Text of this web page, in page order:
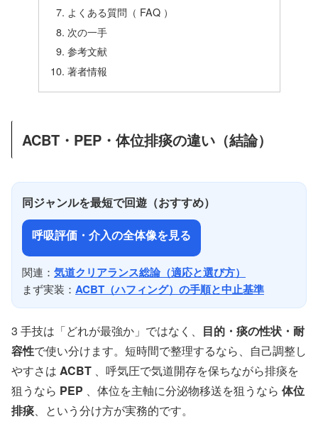
よくある質問（ FAQ ）
次の一手
参考文献
著者情報
ACBT・PEP・体位排痰の違い（結論）
同ジャンルを最短で回遊（おすすめ）
呼吸評価・介入の全体像を見る
関連： 気道クリアランス総論（適応と選び方）
まず実装： ACBT（ハフィング）の手順と中止基準
3 手技は「どれが最強か」ではなく、 目的・痰の性状・耐
容性で使い分けます。短時間で整理するなら、自己調整し
やすさは ACBT 、呼気圧で気道開存を保ちながら排痰を
狙うなら PEP 、体位を主軸に分泌物移送を狙うなら 体位
排痰、という分け方が実務的です。